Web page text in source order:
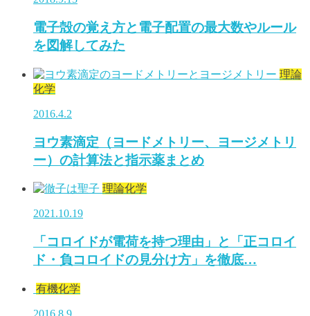
電子殻の覚え方と電子配置の最大数やルール
を図解してみた
理論
化学
2016.4.2
ヨウ素滴定（ヨードメトリー、ヨージメトリ
ー）の計算法と指示薬まとめ
理論化学
2021.10.19
「コロイドが電荷を持つ理由」と「正コロイ
ド・負コロイドの見分け方」を徹底…
有機化学
2016.8.9